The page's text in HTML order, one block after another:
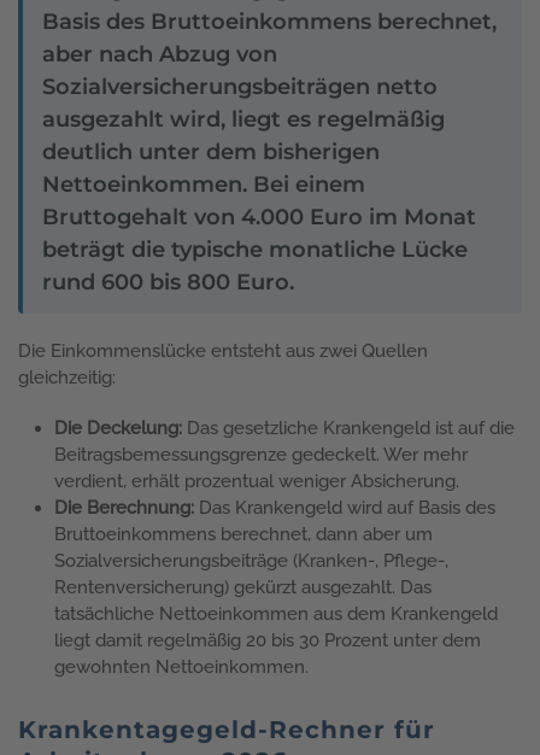
Basis des Bruttoeinkommens berechnet,
aber nach Abzug von
Sozialversicherungsbeiträgen netto
ausgezahlt wird, liegt es regelmäßig
deutlich unter dem bisherigen
Nettoeinkommen. Bei einem
Bruttogehalt von 4.000 Euro im Monat
beträgt die typische monatliche Lücke
rund 600 bis 800 Euro.
Die Einkommenslücke entsteht aus zwei Quellen
gleichzeitig:
Die Deckelung: Das gesetzliche Krankengeld ist auf die
Beitragsbemessungsgrenze gedeckelt. Wer mehr
verdient, erhält prozentual weniger Absicherung.
Die Berechnung: Das Krankengeld wird auf Basis des
Bruttoeinkommens berechnet, dann aber um
Sozialversicherungsbeiträge (Kranken-, Pflege-,
Rentenversicherung) gekürzt ausgezahlt. Das
tatsächliche Nettoeinkommen aus dem Krankengeld
liegt damit regelmäßig 20 bis 30 Prozent unter dem
gewohnten Nettoeinkommen.
Krankentagegeld-Rechner für